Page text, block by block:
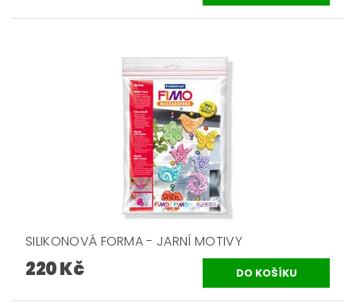
SILIKONOVÁ FORMA - JARNÍ MOTIVY
220 Kč